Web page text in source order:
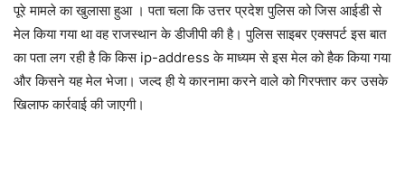
पूरे मामले का खुलासा हुआ । पता चला कि उत्तर प्रदेश पुलिस को जिस आईडी से
मेल किया गया था वह राजस्थान के डीजीपी की है। पुलिस साइबर एक्सपर्ट इस बात
का पता लग रही है कि किस ip-address के माध्यम से इस मेल को हैक किया गया
और किसने यह मेल भेजा। जल्द ही ये कारनामा करने वाले को गिरफ्तार कर उसके
खिलाफ कार्रवाई की जाएगी।